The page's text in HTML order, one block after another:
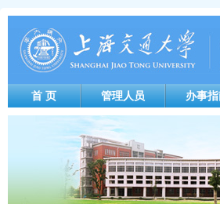
首 页 管理人员 办事